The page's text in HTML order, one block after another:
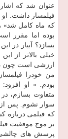
عنوان شد که
که ماه کامل شد»
بوده اما مقرر
بسازد؟ آبیار در
خیلی بالاتر از
ارزشی است چون
من خودرا
بودم. » او
متفاوت بسازم،
سوار نشوم. پس از
که فیلمی
بر موج موفقیت
پرسش های چالشی